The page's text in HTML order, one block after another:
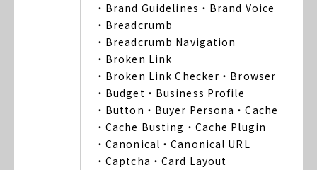
・Brand Guidelines ・Brand Voice
・Breadcrumb
・Breadcrumb Navigation
・Broken Link
・Broken Link Checker ・Browser
・Budget ・Business Profile
・Button ・Buyer Persona ・Cache
・Cache Busting ・Cache Plugin
・Canonical ・Canonical URL
・Captcha ・Card Layout